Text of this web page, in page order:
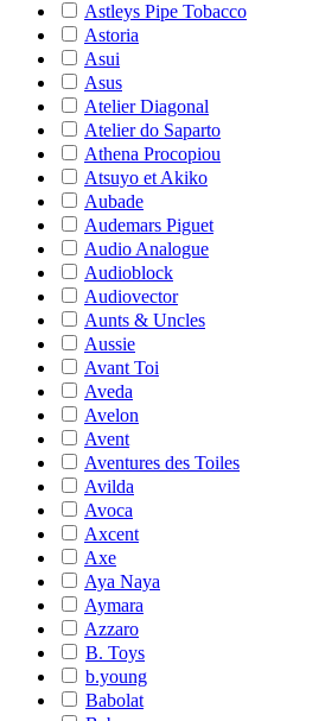
Astleys Pipe Tobacco
Astoria
Asui
Asus
Atelier Diagonal
Atelier do Saparto
Athena Procopiou
Atsuyo et Akiko
Aubade
Audemars Piguet
Audio Analogue
Audioblock
Audiovector
Aunts & Uncles
Aussie
Avant Toi
Aveda
Avelon
Avent
Aventures des Toiles
Avilda
Avoca
Axcent
Axe
Aya Naya
Aymara
Azzaro
B. Toys
b.young
Babolat